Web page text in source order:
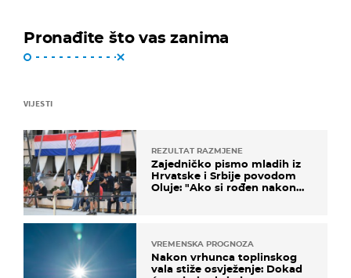
Pronađite što vas zanima
VIJESTI
REZULTAT RAZMJENE
Zajedničko pismo mladih iz
Hrvatske i Srbije povodom
Oluje: "Ako si rođen nakon
VREMENSKA PROGNOZA
Nakon vrhunca toplinskog
vala stiže osvježenje: Dokad